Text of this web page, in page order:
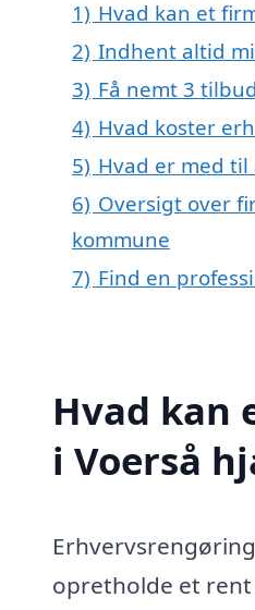
1) Hvad kan et
2) Indhent altid
3) Få nemt 3
4) Hvad koster
5) Hvad er med
6) Oversigt over
kommune
7) Find en
Hvad kan
i Voerså
opretholde et